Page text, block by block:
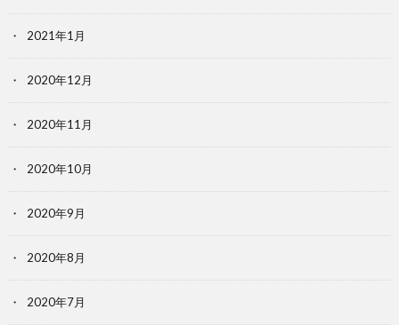
2021年1月
2020年12月
2020年11月
2020年10月
2020年9月
2020年8月
2020年7月